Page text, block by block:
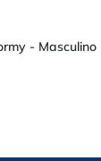
- Masculino